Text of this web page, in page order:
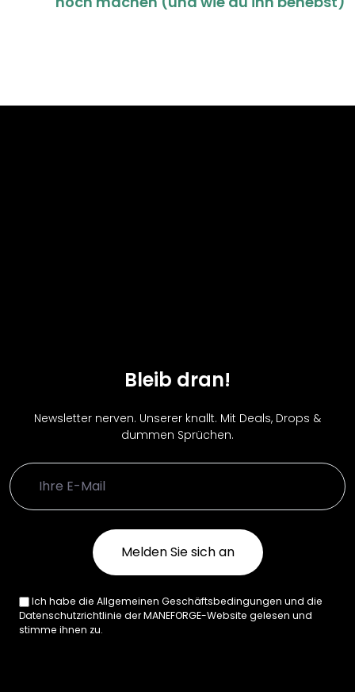
Bleib dran!
Newsletter nerven. Unserer knallt. Mit Deals, Drops &
dummen Sprüchen.
Ich habe die Allgemeinen Geschäftsbedingungen und die
Datenschutzrichtlinie der MANEFORGE-Website gelesen und
stimme ihnen zu.